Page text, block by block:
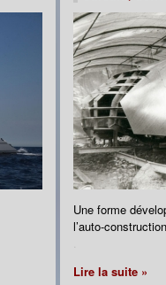
Une forme
l’auto-
Lire la suite »